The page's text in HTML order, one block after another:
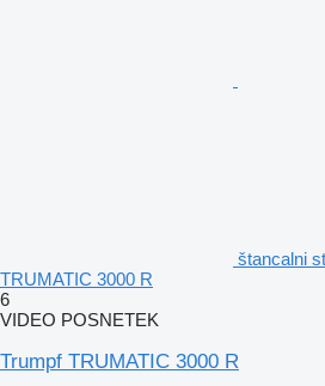
štancalni
TRUMATIC 3000 R
6
VIDEO POSNETEK
Trumpf TRUMATIC 3000 R